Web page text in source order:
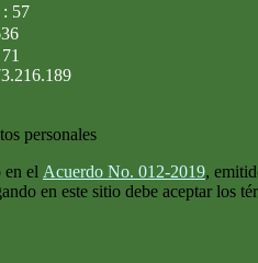
57
personales
en el Acuerdo No. 012-2019,
en este sitio debe aceptar los